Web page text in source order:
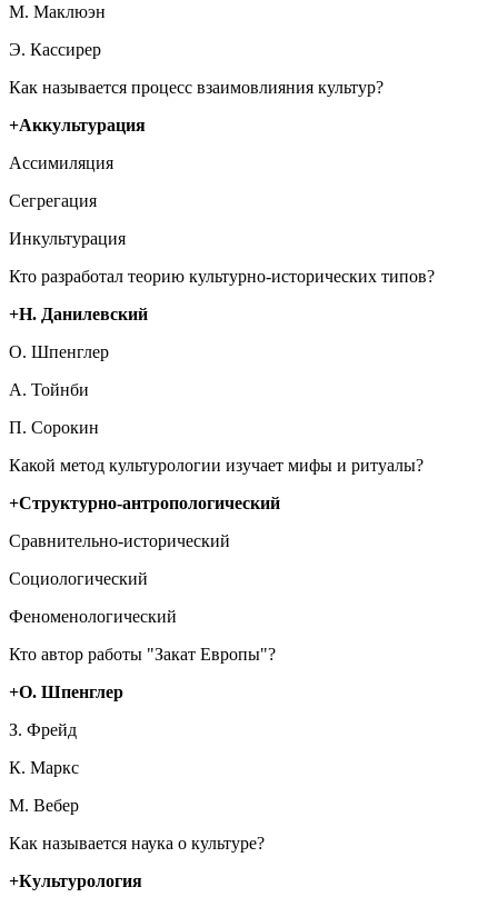
М. Маклюэн
Э. Кассирер
Как называется процесс взаимовлияния культур?
+Аккультурация
Ассимиляция
Сегрегация
Инкультурация
Кто разработал теорию культурно-исторических типов?
+Н. Данилевский
О. Шпенглер
А. Тойнби
П. Сорокин
Какой метод культурологии изучает мифы и ритуалы?
+Структурно-антропологический
Сравнительно-исторический
Социологический
Феноменологический
Кто автор работы "Закат Европы"?
+О. Шпенглер
З. Фрейд
К. Маркс
М. Вебер
Как называется наука о культуре?
+Культурология